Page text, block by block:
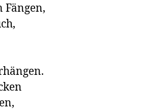
Fängen,